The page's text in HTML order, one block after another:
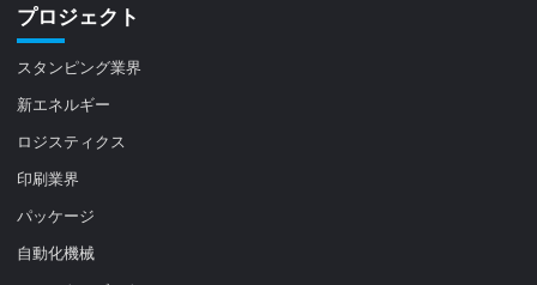
プロジェクト
スタンピング業界
新エネルギー
ロジスティクス
印刷業界
パッケージ
自動化機械